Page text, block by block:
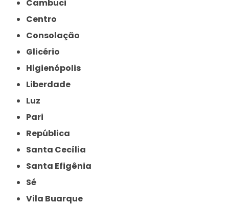
Cambuci
Centro
Consolação
Glicério
Higienópolis
Liberdade
Luz
Pari
República
Santa Cecília
Santa Efigênia
Sé
Vila Buarque